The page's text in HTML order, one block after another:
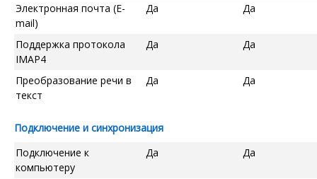
Электронная почта (E-
mail)
Да Да
Поддержка протокола
IMAP4
Да Да
Преобразование речи в
текст
Да Да
Подключение и синхронизация
Подключение к
компьютеру
Да Да